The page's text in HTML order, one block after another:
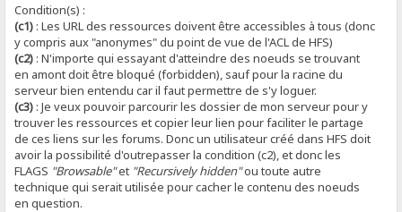
Condition(s) :
(c1) : Les URL des ressources doivent être accessibles à tous (donc
y compris aux "anonymes" du point de vue de l'ACL de HFS)
(c2) : N'importe qui essayant d'atteindre des noeuds se trouvant
en amont doit être bloqué (forbidden), sauf pour la racine du
serveur bien entendu car il faut permettre de s'y loguer.
(c3) : Je veux pouvoir parcourir les dossier de mon serveur pour y
trouver les ressources et copier leur lien pour faciliter le partage
de ces liens sur les forums. Donc un utilisateur créé dans HFS doit
avoir la possibilité d'outrepasser la condition (c2), et donc les
FLAGS "Browsable"et "Recursively hidden"ou toute autre
technique qui serait utilisée pour cacher le contenu des noeuds
en question.